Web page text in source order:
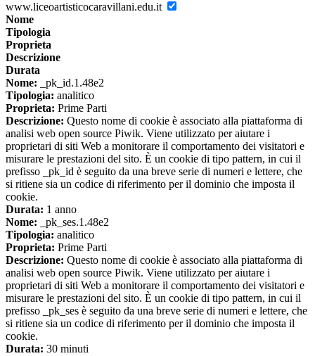
www.liceoartisticocaravillani.edu.it
Nome
Tipologia
Proprieta
Descrizione
Durata
Nome: _pk_id.1.48e2
Tipologia: analitico
Proprieta: Prime Parti
Descrizione: Questo nome di cookie è associato alla piattaforma di
analisi web open source Piwik. Viene utilizzato per aiutare i
proprietari di siti Web a monitorare il comportamento dei visitatori e
misurare le prestazioni del sito. È un cookie di tipo pattern, in cui il
prefisso _pk_id è seguito da una breve serie di numeri e lettere, che
si ritiene sia un codice di riferimento per il dominio che imposta il
cookie.
Durata: 1 anno
Nome: _pk_ses.1.48e2
Tipologia: analitico
Proprieta: Prime Parti
Descrizione: Questo nome di cookie è associato alla piattaforma di
analisi web open source Piwik. Viene utilizzato per aiutare i
proprietari di siti Web a monitorare il comportamento dei visitatori e
misurare le prestazioni del sito. È un cookie di tipo pattern, in cui il
prefisso _pk_ses è seguito da una breve serie di numeri e lettere, che
si ritiene sia un codice di riferimento per il dominio che imposta il
cookie.
Durata: 30 minuti